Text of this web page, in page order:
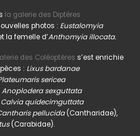
la galerie des Diptères
photos : Eustalomyia
la femelle d’Anthomyia illocata.
des Coléoptères s’est enrichie
: Lixus bardanae
sericea
Anoplodera sexguttata
Calvia quidecimguttata
pellucida(Cantharidae),
(Carabidae).